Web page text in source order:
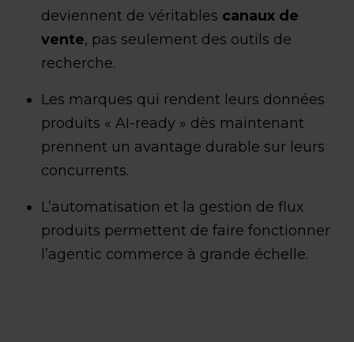
deviennent de véritables canaux de
vente, pas seulement des outils de
recherche.
Les marques qui rendent leurs données
produits « AI-ready » dès maintenant
prennent un avantage durable sur leurs
concurrents.
L’automatisation et la gestion de flux
produits permettent de faire fonctionner
l’agentic commerce à grande échelle.